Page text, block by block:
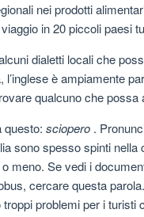
nei prodotti
in 20 piccoli paesi
dialetti locali che
è ampiamente
qualcuno che possa
questo: sciopero .
sono spesso spinti
meno. Se vedi i
cercare questa
problemi per i turisti